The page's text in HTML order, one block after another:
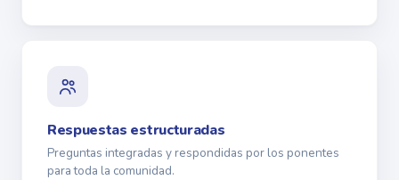
Respuestas estructuradas
Preguntas integradas y respondidas por los ponentes
para toda la comunidad.